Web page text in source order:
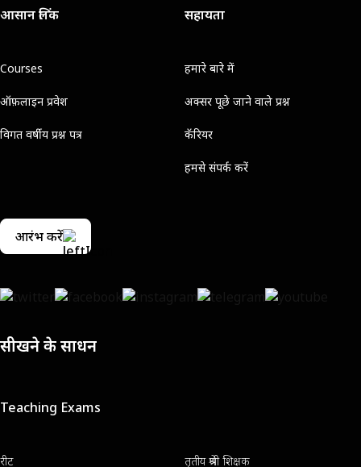
आसान लिंक
Courses
ऑफ़लाइन प्रवेश
विगत वर्षीय प्रश्न पत्र
सहायता
हमारे बारे में
अक्सर पूछे जाने वाले प्रश्न
कॅरियर
हमसे संपर्क करें
आरंभ करें
सीखने के साधन
Teaching Exams
रीट तृतीय श्रेणी शिक्षक